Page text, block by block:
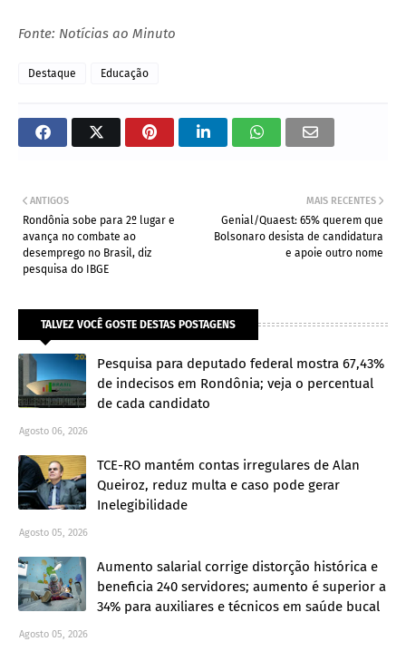
Fonte: Notícias ao Minuto
Destaque Educação
MAIS RECENTES
Genial/Quaest: 65% querem que
Bolsonaro desista de candidatura
e apoie outro nome
ANTIGOS
Rondônia sobe para 2º lugar e
avança no combate ao
desemprego no Brasil, diz
pesquisa do IBGE
TALVEZ VOCÊ GOSTE DESTAS POSTAGENS
Pesquisa para deputado federal mostra 67,43%
de indecisos em Rondônia; veja o percentual
de cada candidato
Agosto 06, 2026
TCE-RO mantém contas irregulares de Alan
Queiroz, reduz multa e caso pode gerar
Inelegibilidade
Agosto 05, 2026
Aumento salarial corrige distorção histórica e
beneficia 240 servidores; aumento é superior a
34% para auxiliares e técnicos em saúde bucal
Agosto 05, 2026